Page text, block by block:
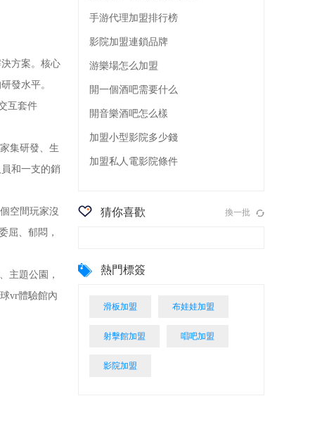
方案。核心
發水平。
互套件
集研發、生
和一支的銷
空間玩家沒
屈、郁悶，
主題公園，
vr體驗館內
手游代理加盟排行榜
影院加盟連鎖品牌
游樂場怎么加盟
開一個酒吧需要什么
開音樂酒吧怎么樣
加盟小型影院多少錢
加盟私人電影院條件
猜你喜歡 換一批
熱門標簽
滑板加盟 布娃娃加盟
射擊館加盟 唱吧加盟
影院加盟